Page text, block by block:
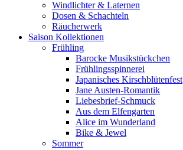
Windlichter & Laternen
Dosen & Schachteln
Räucherwerk
Saison Kollektionen
Frühling
Barocke Musikstückchen
Frühlingsspinnerei
Japanisches Kirschblütenfest
Jane Austen-Romantik
Liebesbrief-Schmuck
Aus dem Elfengarten
Alice im Wunderland
Bike & Jewel
Sommer